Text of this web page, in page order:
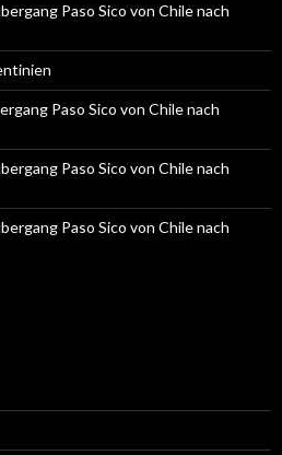
Paso Sico von Chile nach
Paso Sico von Chile nach
Paso Sico von Chile nach
Paso Sico von Chile nach